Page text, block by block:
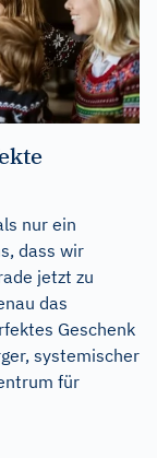
nur ein
dass wir
jetzt zu
das
Geschenk
systemischer
für